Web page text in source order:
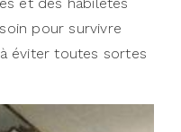
pour survivre
éviter toutes sortes